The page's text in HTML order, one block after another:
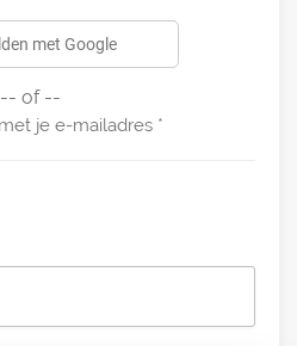
met Google
-- of --
je e-mailadres